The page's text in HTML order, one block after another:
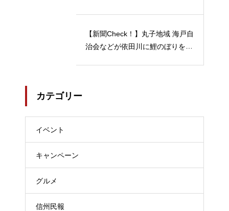
【新聞Check！】丸子地域 海戸自
治会などが依田川に鯉のぼりを掲
カテゴリー
イベント
キャンペーン
グルメ
信州民報